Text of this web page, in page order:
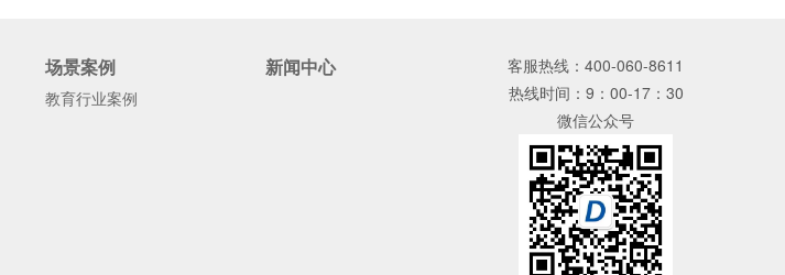
场景案例
教育行业案例
新闻中心 客服热线： 400-060-8611
热线时间： 9：00-17：30
微信公众号